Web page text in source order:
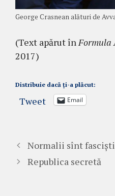
George Crasnean alături de
(Text apărut înFormula
2017)
Distribuie dacă ți-a plăcut:
Tweet Email
Normalii sînt fasciști
Republica secretă